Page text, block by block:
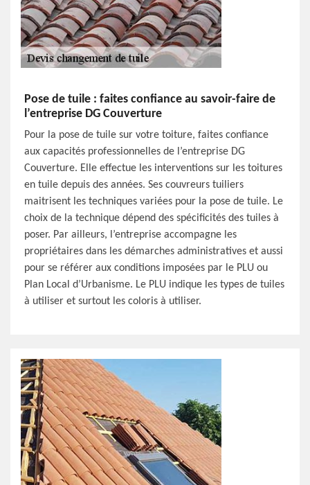
Pose de tuile : faites confiance au savoir-faire de
l’entreprise DG Couverture
Pour la pose de tuile sur votre toiture, faites confiance
aux capacités professionnelles de l’entreprise DG
Couverture. Elle effectue les interventions sur les toitures
en tuile depuis des années. Ses couvreurs tuiliers
maitrisent les techniques variées pour la pose de tuile. Le
choix de la technique dépend des spécificités des tuiles à
poser. Par ailleurs, l’entreprise accompagne les
propriétaires dans les démarches administratives et aussi
pour se référer aux conditions imposées par le PLU ou
Plan Local d’Urbanisme. Le PLU indique les types de tuiles
à utiliser et surtout les coloris à utiliser.